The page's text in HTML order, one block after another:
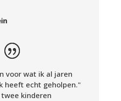
voor wat ik al jaren
heeft echt geholpen."
kinderen